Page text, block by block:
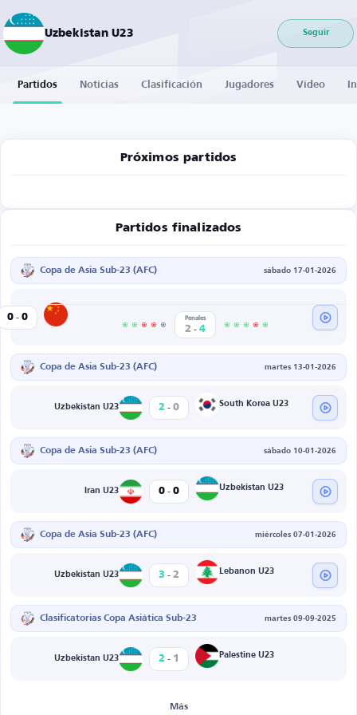
Uzbekistan U23 Seguir
Partidos Noticias Clasificación Jugadores Vídeo
Próximos partidos
Partidos finalizados
Copa de Asia Sub-23 (AFC) sábado 17-01-2026
U23
0 - 0 Penales
2 - 4
Copa de Asia Sub-23 (AFC) martes 13-01-2026
Uzbekistan U23 2 - 0 South Korea U23
Copa de Asia Sub-23 (AFC) sábado 10-01-2026
Iran U23 0 - 0 Uzbekistan U23
Copa de Asia Sub-23 (AFC) miércoles 07-01-2026
Uzbekistan U23 3 - 2 Lebanon U23
Clasificatorias Copa Asiática Sub-23 martes 09-09-2025
Uzbekistan U23 2 - 1 Palestine U23
Más